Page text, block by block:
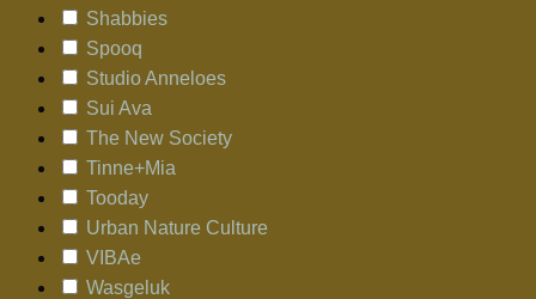
Shabbies
Spooq
Studio Anneloes
Sui Ava
The New Society
Tinne+Mia
Tooday
Urban Nature Culture
VIBAe
Wasgeluk